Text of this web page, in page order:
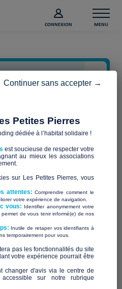
CONNEXION MENU
?
Petites Pierres
dédiée à l’habitat solidaire !
est soucieuse de respecter votre
au mieux les associations
sur Les Petites Pierres, vous
attentes:Comprendre comment le
votre expérience de navigation.
vous: Identifier anonymement votre
de vous tenir informé(e) de nos
Inutile de retaper vos identifiants à
temporairement pour vous.
pas les fonctionnalités du site
votre expérience pourrait être
changer d'avis via le centre de
sur notre rubrique
Continuer sans accepter →